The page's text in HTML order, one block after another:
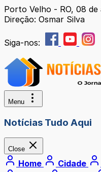
Porto Velho - RO, 08 de
Direção: Osmar Silva
Siga-nos:
Menu
Notícias Tudo Aqui
Close
Home Cidade